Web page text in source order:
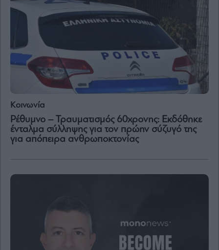
Κοινωνία
Ρέθυμνο – Τραυματισμός 60χρονης: Εκδόθηκε
ένταλμα σύλληψης για τον πρώην σύζυγό της
για απόπειρα ανθρωποκτονίας